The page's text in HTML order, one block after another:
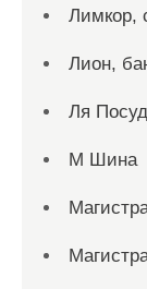
Лимкор,
Лион,
Ля
М Шина